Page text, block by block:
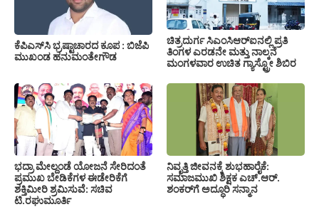
ಕೆಪಿಎಸ್‍ಸಿ ಭ್ರಷ್ಟಾಚಾರದ ಕೂಪ : ಬಿಜೆಪಿ
ಮುಖಂಡ ಹನುಮಂತೇಗೌಡ
ಚಿತ್ರದುರ್ಗ ಸಿಎಂಸಿಆರ್‍ಐನಲ್ಲಿ ಪ್ರತಿ
ತಿಂಗಳ ಎರಡನೇ ಮತ್ತು ನಾಲ್ಕನೆ
ಮಂಗಳವಾರ ಉಚಿತ ಗ್ಯಾಸ್ಟ್ರೋ ಶಿಬಿರ
ಭದ್ರಾ ಮೇಲ್ದಂಡೆ ಯೋಜನೆ ಸೇರಿದಂತೆ
ಪ್ರಮುಖ ಬೇಡಿಕೆಗಳ ಈಡೇರಿಕೆಗೆ
ಶಕ್ತಿಮೀರಿ ಶ್ರಮಿಸುವೆ: ಸಚಿವ
ಟಿ.ರಘುಮೂರ್ತಿ
ನಿವೃತ್ತಿ ಜೀವನಕ್ಕೆ ಶುಭಹಾರೈಕೆ:
ಸಮಾಜಮುಖಿ ಶಿಕ್ಷಕ ಎಚ್.ಆರ್.
ಶಂಕರ್‌ಗೆ ಅದ್ಧೂರಿ ಸನ್ಮಾನ